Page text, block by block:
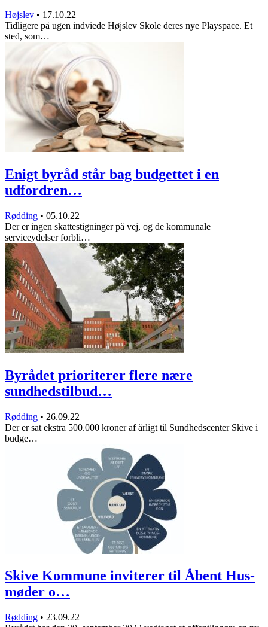
Højslev • 17.10.22
Tidligere på ugen indviede Højslev Skole deres nye Playspace. Et
sted, som…
Enigt byråd står bag budgettet i en
udfordren…
Rødding • 05.10.22
Der er ingen skattestigninger på vej, og de kommunale
serviceydelser forbli…
Byrådet prioriterer flere nære
sundhedstilbud…
Rødding • 26.09.22
Der er sat ekstra 500.000 kroner af årligt til Sundhedscenter Skive i
budge…
Skive Kommune inviterer til Åbent Hus-
møder o…
Rødding • 23.09.22